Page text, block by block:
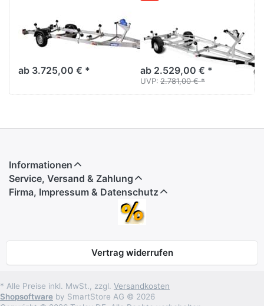
Ocean 1500
Solider dänischer
ab 3.725,00 € *
201300B
Bootsanhänger gebremst
bis 20 Fuß - 6,0 m
ab 2.529,00 € *
UVP: 2.781,00 € *
Informationen
Service, Versand & Zahlung
Firma, Impressum & Datenschutz
Vertrag widerrufen
* Alle Preise inkl. MwSt., zzgl. Versandkosten
Shopsoftware by SmartStore AG © 2026